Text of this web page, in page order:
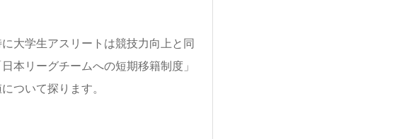
大学生アスリートは競技力向上と同
本リーグチームへの短期移籍制度」
ついて探ります。